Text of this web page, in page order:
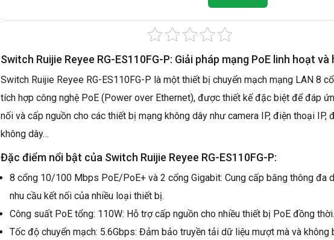
Switch Ruijie Reyee RG-ES110FG-P: Giải pháp mạng PoE linh hoạt và
Switch Ruijie Reyee RG-ES110FG-P là một thiết bị chuyển mạch mạng LAN 8
tích hợp công nghệ PoE (Power over Ethernet), được thiết kế đặc biệt để đáp
nối và cấp nguồn cho các thiết bị mạng không dây như camera IP, điện thoại IP,
không dây…
Đặc điểm nổi bật của Switch Ruijie Reyee RG-ES110FG-P:
8 cổng 10/100 Mbps PoE/PoE+ và 2 cổng Gigabit: Cung cấp băng thông đa
nhu cầu kết nối của nhiều loại thiết bị.
Công suất PoE tổng: 110W: Hỗ trợ cấp nguồn cho nhiều thiết bị PoE đồng thời.
Tốc độ chuyển mạch: 5.6Gbps: Đảm bảo truyền tải dữ liệu mượt mà và không